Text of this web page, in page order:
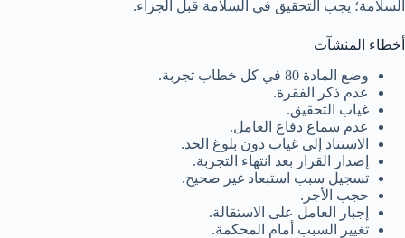
السلامة؛ يجب التحقيق في السلامة قبل الجزاء.
أخطاء المنشآت
وضع المادة 80 في كل خطاب تجربة.
عدم ذكر الفقرة.
غياب التحقيق.
عدم سماع دفاع العامل.
الاستناد إلى غياب دون بلوغ الحد.
إصدار القرار بعد انتهاء التجربة.
تسجيل سبب استبعاد غير صحيح.
حجب الأجر.
إجبار العامل على الاستقالة.
تغيير السبب أمام المحكمة.